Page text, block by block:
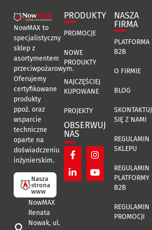
NowMAX to
specjalistyczny
sklep z
asortymentem
przeciwpożarowym.
Oferujemy
certyfikowane
produkty
ppoż. oraz
wsparcie
techniczne
oparte na
doświadczeniu
inżynierskim.
Nasza
strona
www
NowMAX
Renata
Nowak, ul.
PRODUKTY
PROMOCJE
NOWE
PRODUKTY
NAJCZĘŚCIEJ
KUPOWANE
PROJEKTY
OBSERWUJ
NAS
NASZA
FIRMA
PLATFORMA
B2B
O FIRMIE
BLOG
SKONTAKTUJ
SIĘ Z NAMI
REGULAMIN
SKLEPU
REGULAMIN
PLATFORMY
B2B
REGULAMIN
PROMOCJI